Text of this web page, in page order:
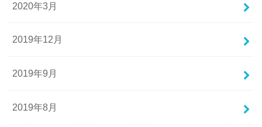
2020年3月
2019年12月
2019年9月
2019年8月